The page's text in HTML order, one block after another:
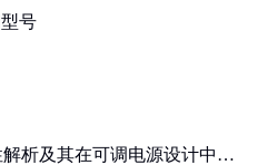
号
析及其在可调电源设计中的